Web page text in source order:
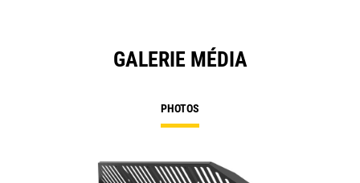
GALERIE MÉDIA
PHOTOS